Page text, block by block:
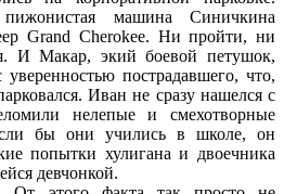
машина Синичкина
Grand Cherokee. Ни пройти, ни
И Макар, экий боевой петушок,
пострадавшего, что,
Иван не сразу нашелся с
нелепые и смехотворные
бы они учились в школе, он
попытки хулигана и двоечника
девчонкой.